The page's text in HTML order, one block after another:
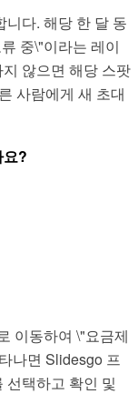
니다. 해당 한 달 동
중\"이라는 레이
않으면 해당 스팟
사람에게 새 초대
요?
이동하여 \"요금제
나면 Slidesgo 프
선택하고 확인 및